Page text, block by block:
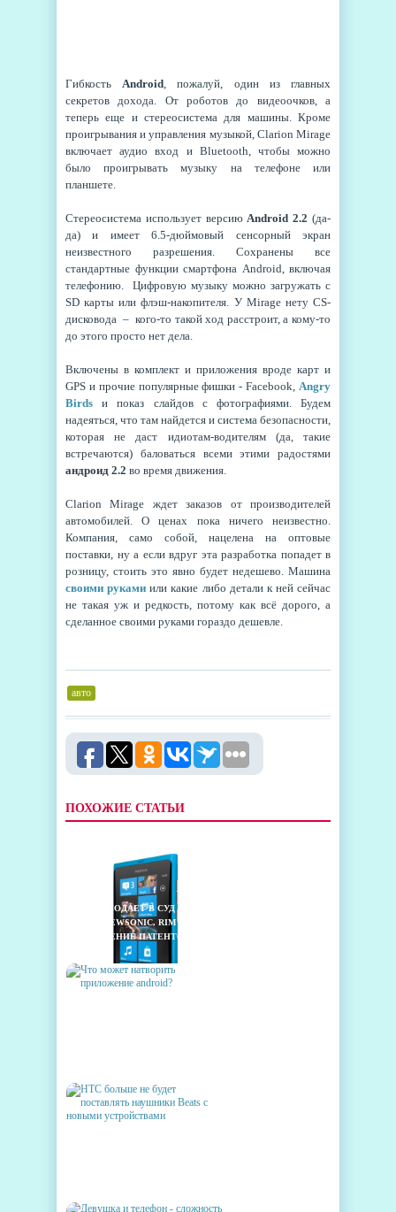
ГибкостьAndroid, пожалуй, один из главных
секретов дохода. От роботов до видеоочков, а
теперь еще и стереосистема для машины. Кроме
проигрывания и управления музыкой, Clarion Mirage
включает аудио вход и Bluetooth, чтобы можно
было проигрывать музыку на телефоне или
планшете.
Стереосистема использует версиюAndroid 2.2 (да-
да) и имеет 6.5-дюймовый сенсорный экран
неизвестного разрешения. Сохранены все
стандартные функции смартфона Android, включая
телефонию. Цифровую музыку можно загружать с
SD карты или флэш-накопителя. У Mirage нету CS-
дисковода – кого-то такой ход расстроит, а кому-то
до этого просто нет дела.
Включены в комплект и приложения вроде карт и
GPS и прочие популярные фишки - Facebook, Angry
Birds и показ слайдов с фотографиями. Будем
надеяться, что там найдется и система безопасности,
которая не даст идиотам-водителям (да, такие
встречаются) баловаться всеми этими радостями
андроид 2.2 во время движения.
Clarion Mirage ждет заказов от производителей
автомобилей. О ценах пока ничего неизвестно.
Компания, само собой, нацелена на оптовые
поставки, ну а если вдруг эта разработка попадет в
розницу, стоить это явно будет недешево. Машина
своими руками или какие либо детали к ней сейчас
не такая уж и редкость, потому как всё дорого, а
сделанное своими руками гораздо дешевле.
авто
ПОХОЖИЕ СТАТЬИ
NOKIA ПОДАЕТ В СУД НА
HTC, VIEWSONIC, RIM ЗА
НАРУШЕНИЕ ПАТЕНТОВ